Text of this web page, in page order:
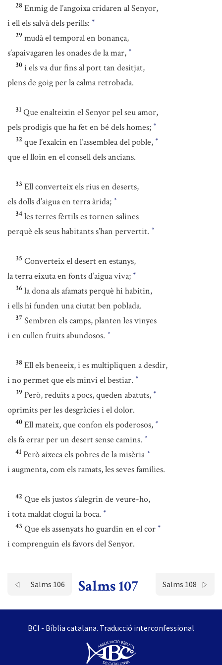
28 Enmig de l’angoixa cridaren al Senyor,
i ell els salvà dels perills: *
29 mudà el temporal en bonança,
s’apaivagaren les onades de la mar, *
30 i els va dur fins al port tan desitjat,
plens de goig per la calma retrobada.
31 Que enalteixin el Senyor pel seu amor,
pels prodigis que ha fet en bé dels homes; *
32 que l’exalcin en l’assemblea del poble, *
que el lloïn en el consell dels ancians.
33 Ell converteix els rius en deserts,
els dolls d’aigua en terra àrida; *
34 les terres fèrtils es tornen salines
perquè els seus habitants s’han pervertit. *
35 Converteix el desert en estanys,
la terra eixuta en fonts d’aigua viva; *
36 la dona als afamats perquè hi habitin,
i ells hi funden una ciutat ben poblada.
37 Sembren els camps, planten les vinyes
i en cullen fruits abundosos. *
38 Ell els beneeix, i es multipliquen a desdir,
i no permet que els minvi el bestiar. *
39 Però, reduïts a pocs, queden abatuts, *
oprimits per les desgràcies i el dolor.
40 Ell mateix, que confon els poderosos, *
els fa errar per un desert sense camins. *
41 Però aixeca els pobres de la misèria *
i augmenta, com els ramats, les seves famílies.
42 Que els justos s’alegrin de veure-ho,
i tota maldat clogui la boca. *
43 Que els assenyats ho guardin en el cor *
i comprenguin els favors del Senyor.
Salms 106 Salms 107 Salms 108
BCI - Bíblia catalana. Traducció interconfessional